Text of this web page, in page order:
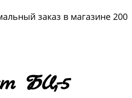
заказ в магазине 200
БЦ-5